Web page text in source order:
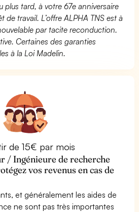
plus tard, à votre 67e anniversaire
de travail. L’offre ALPHA TNS est à
par tacite reconduction.
Certaines des garanties
à la Loi Madelin.
de 15€ par mois
/ Ingénieure de recherche
vos revenus en cas de
et généralement les aides de
ne sont pas très importantes